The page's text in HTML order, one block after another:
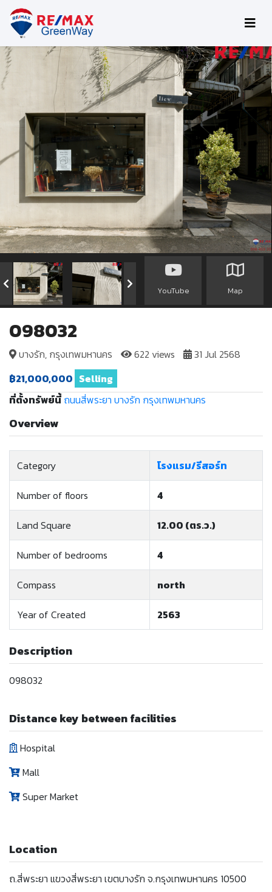
YouTube Map
098032
บางรัก, กรุงเทพมหานคร 622 views
31 Jul 2568
฿21,000,000 Selling
ที่ตั้งทรัพย์นี้ ถนนสี่พระยา บางรัก กรุงเทพมหานคร
Overview
Category โรงแรม/รีสอร์ท
Number of floors 4
Land Square 12.00 (ตร.ว.)
Number of bedrooms 4
Compass north
Year of Created 2563
Description
098032
Distance key between facilities
Hospital
Mall
Super Market
Location
ถ.สี่พระยา แขวงสี่พระยา เขตบางรัก จ.กรุงเทพมหานคร 10500